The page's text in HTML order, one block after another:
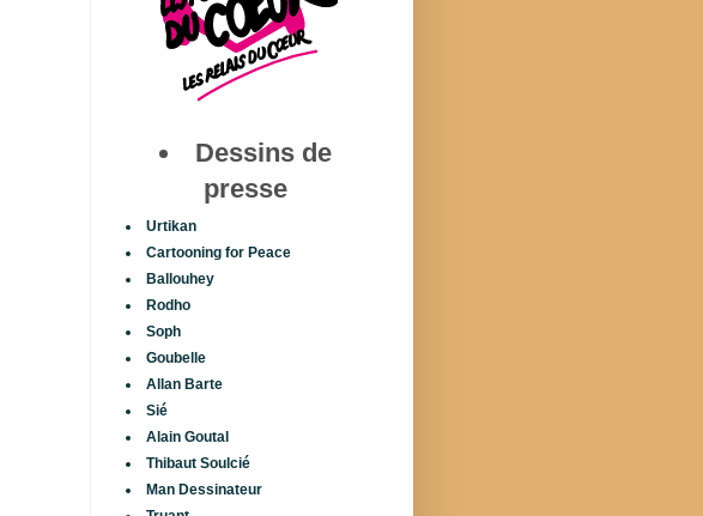
Dessins de
presse
Urtikan
Cartooning for Peace
Ballouhey
Rodho
Soph
Goubelle
Allan Barte
Sié
Alain Goutal
Thibaut Soulcié
Man Dessinateur